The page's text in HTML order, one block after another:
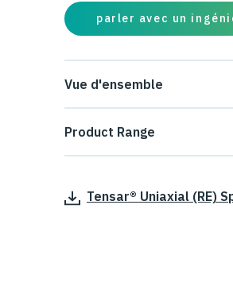
parler avec un
Vue d'ensemble
remplissage pour assurer
Product Range
RE540, RE560, RE570 and
Tensar® Uniaxial (RE)